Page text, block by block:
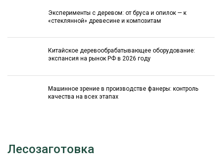
Эксперименты с деревом: от бруса и опилок — к
«стеклянной» древесине и композитам
Китайское деревообрабатывающее оборудование:
экспансия на рынок РФ в 2026 году
Машинное зрение в производстве фанеры: контроль
качества на всех этапах
Лесозаготовка